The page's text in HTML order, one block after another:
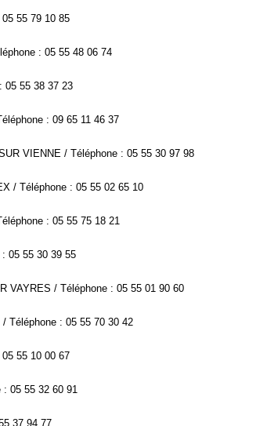
55 79 10 85
: 05 55 48 06 74
05 55 38 37 23
: 09 65 11 46 37
VIENNE / Téléphone : 05 55 30 97 98
/ Téléphone : 05 55 02 65 10
: 05 55 75 18 21
05 55 30 39 55
VAYRES / Téléphone : 05 55 01 90 60
Téléphone : 05 55 70 30 42
55 10 00 67
: 05 55 32 60 91
37 94 77